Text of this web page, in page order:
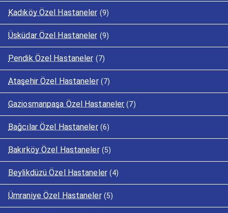
Kadıköy Özel Hastaneler (9)
Üsküdar Özel Hastaneler (9)
Pendik Özel Hastaneler (7)
Ataşehir Özel Hastaneler (7)
Gaziosmanpaşa Özel Hastaneler (7)
Bağcılar Özel Hastaneler (6)
Bakırköy Özel Hastaneler (5)
Beylikdüzü Özel Hastaneler (4)
Ümraniye Özel Hastaneler (5)